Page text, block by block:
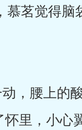
茗觉得脑
，腰上的
里，小心